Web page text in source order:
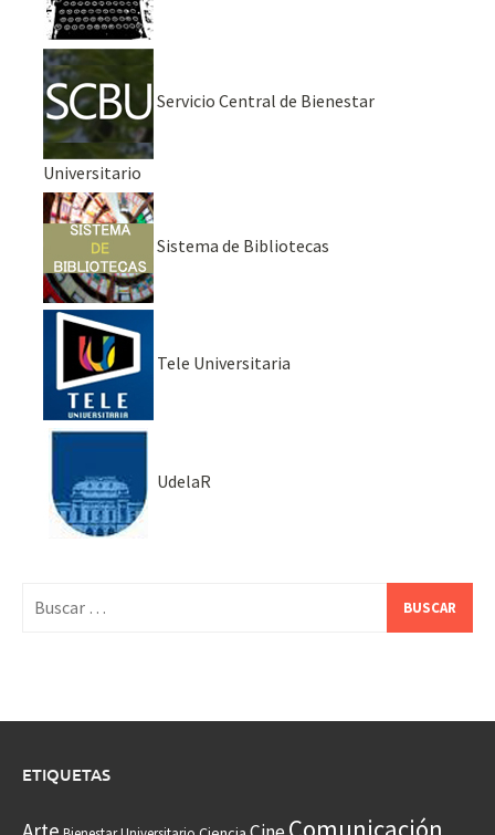
Servicio Central de Bienestar
Universitario
Sistema de Bibliotecas
Tele Universitaria
UdelaR
ETIQUETAS